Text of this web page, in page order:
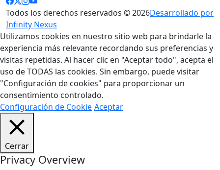
Todos los derechos reservados © 2026Desarrollado por
Infinity Nexus
Utilizamos cookies en nuestro sitio web para brindarle la
experiencia más relevante recordando sus preferencias y
visitas repetidas. Al hacer clic en "Aceptar todo", acepta el
uso de TODAS las cookies. Sin embargo, puede visitar
"Configuración de cookies" para proporcionar un
consentimiento controlado.
Configuración de Cookie Aceptar
Cerrar
Privacy Overview